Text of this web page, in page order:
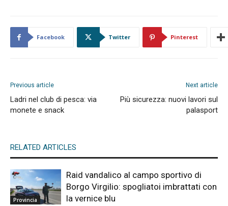
Facebook Twitter Pinterest
Previous article
Ladri nel club di pesca: via
monete e snack
Next article
Più sicurezza: nuovi lavori sul
palasport
RELATED ARTICLES
Provincia
Raid vandalico al campo sportivo di
Borgo Virgilio: spogliatoi imbrattati con
la vernice blu